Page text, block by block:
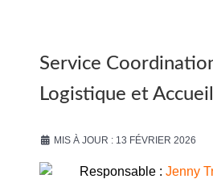
Service
Logistique et Accueil
MIS À JOUR : 13 FÉVRIER 2026
Responsable : Jenny